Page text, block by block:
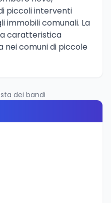
piccoli interventi
immobili comunali. La
caratteristica
nei comuni di piccole
dei bandi